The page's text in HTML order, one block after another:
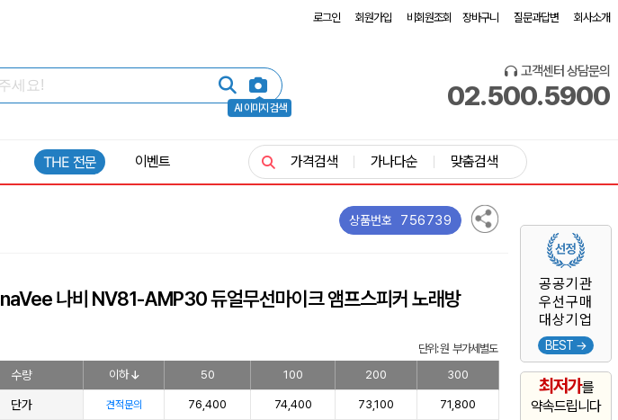
로그인 회원가입 비회원조회 장바구니 질문과답변 회사소개
AI 이미지 검색
고객센터 상담문의
02.500.5900
공공기관
우선구매
대상기업
BEST →
최저가를
약속드립니다
THE 전문 이벤트 가격검색 가나다순 맞춤검색
상품번호 756739
naVee 나비 NV81-AMP30 듀얼무선마이크 앰프스피커 노래방
단위: 원 부가세별도
수량 이하 50 100 200 300
단가 견적문의 76,400 74,400 73,100 71,800